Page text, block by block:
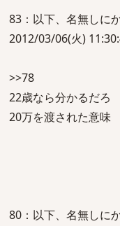
83：以下、名無しに
2012/03/06(火)
>>78
22歳なら分かるだろ
20万を渡された意味
80：以下、名無しに